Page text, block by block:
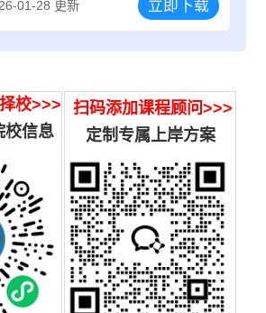
01-28 更新 立即下载
校>>>
校信息
扫码添加课程顾问>>>
定制专属上岸方案